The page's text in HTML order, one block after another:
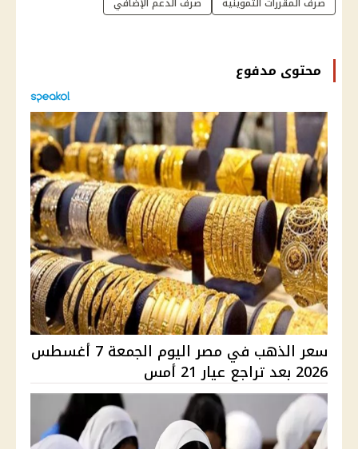
محتوى مدفوع
سعر الذهب في مصر اليوم الجمعة 7 أغسطس
2026 بعد تراجع عيار 21 أمس